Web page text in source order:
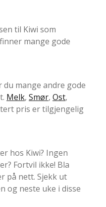
til Kiwi som
mange gode
mange andre gode
Melk, Smør, Ost,
pris er tilgjengelig
hos Kiwi? Ingen
Fortvil ikke! Bla
på nett. Sjekk ut
og neste uke i disse